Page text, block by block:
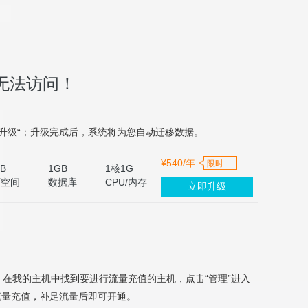
访问！
“；升级完成后，系统将为您自动迁移数据。
间
1GB
数据库
1核1G
CPU/内存
¥540/年 限时
立即升级
在我的主机中找到要进行流量充值的主机，点击“管理”进入
充值，补足流量后即可开通。